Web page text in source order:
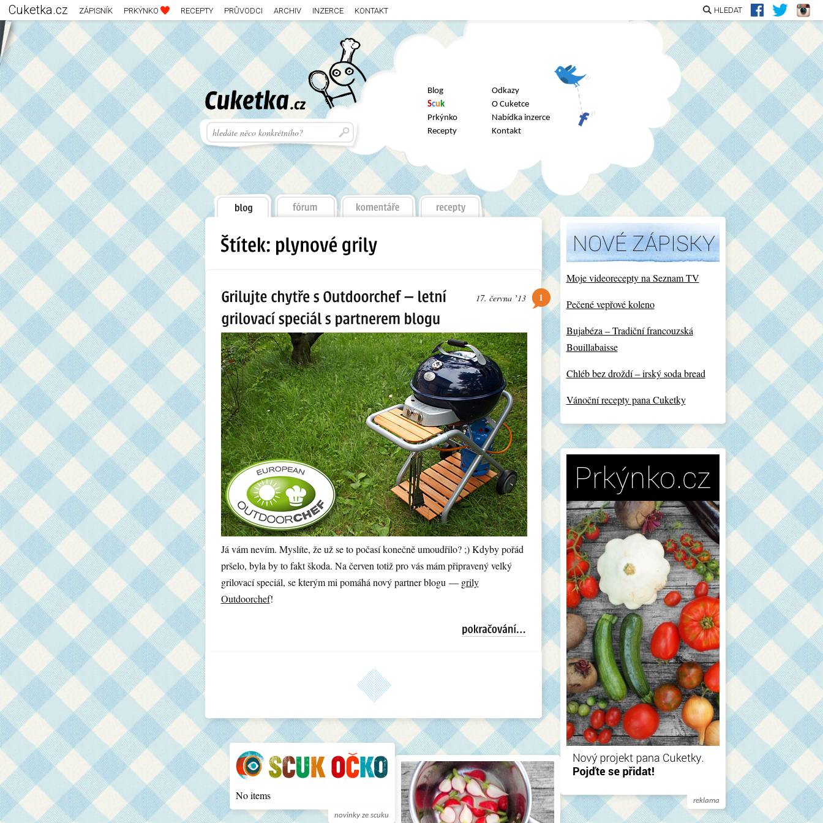
Cuketka.cz ZÁPISNÍK PRKÝNKO RECEPTY PRŮVODCI ARCHIV INZERCE KONTAKT HLEDAT
Blog
Scuk
Prkýnko
Recepty
Odkazy
O Cuketce
Nabídka inzerce
Kontakt
17. června ʼ13 1
Já vám nevím. Myslíte, že už se to počasí konečně umoudřilo? ;) Kdyby pořád
pršelo, byla by to fakt škoda. Na červen totiž pro vás mám připravený velký
grilovací speciál, se kterým mi pomáhá nový partner blogu — grily
Outdoorchef!
Moje videorecepty na Seznam TV
Pečené vepřové koleno
Bujabéza – Tradiční francouzská
Bouillabaisse
Chléb bez droždí – irský soda bread
Vánoční recepty pana Cuketky
reklama
novinky ze scuku
No items